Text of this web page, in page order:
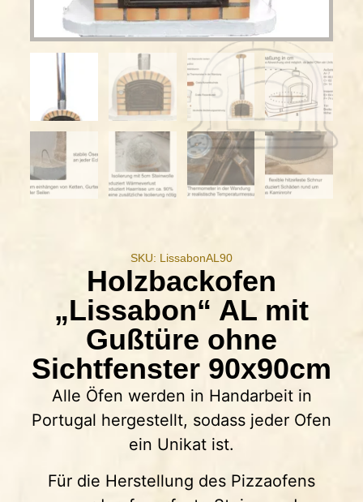
SKU: LissabonAL90
Holzbackofen
„Lissabon“ AL mit
Gußtüre ohne
Sichtfenster 90x90cm
Alle Öfen werden in Handarbeit in
Portugal hergestellt, sodass jeder Ofen
ein Unikat ist.
Für die Herstellung des Pizzaofens